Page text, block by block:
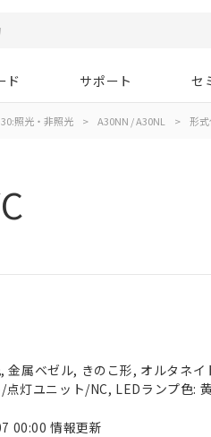
ド サポート セ
照光・非照光 > A30NN / A30NL > 形
属ベゼル, きのこ形, オルタネ
灯ユニット/NC, LEDランプ色:
00:00 情報更新